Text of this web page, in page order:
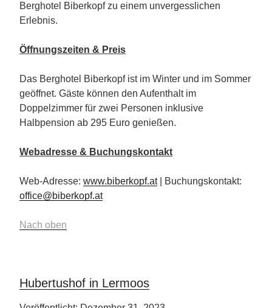
Berghotel Biberkopf zu einem unvergesslichen
Erlebnis.
Öffnungszeiten & Preis
Das Berghotel Biberkopf ist im Winter und im Sommer
geöffnet. Gäste können den Aufenthalt im
Doppelzimmer für zwei Personen inklusive
Halbpension ab 295 Euro genießen.
Webadresse & Buchungskontakt
Web-Adresse: www.biberkopf.at| Buchungskontakt:
office@biberkopf.at
Nach oben
Hubertushof in Lermoos